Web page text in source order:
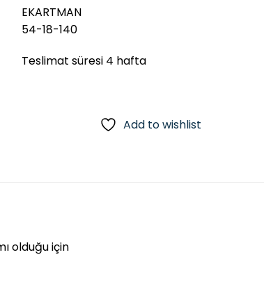
EKARTMAN
54-18-140
Teslimat süresi 4 hafta
Add to wishlist
olduğu için